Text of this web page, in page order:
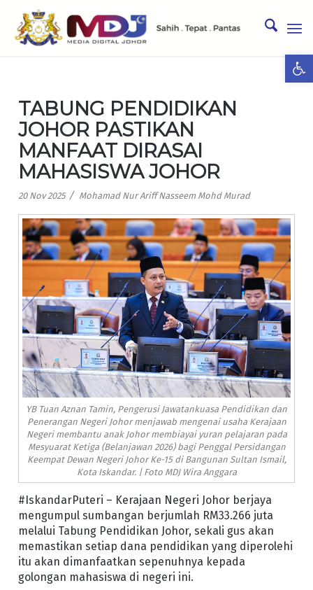
TABUNG PENDIDIKAN
JOHOR PASTIKAN
MANFAAT DIRASAI
MAHASISWA JOHOR
20 Nov 2025 / Mohamad Nur Ariff Nasseem Mohd Murad
YB Tuan Aznan Tamin, Pengerusi Jawatankuasa Pendidikan dan
Penerangan Negeri Johor menjawab mengenai usaha Kerajaan
Negeri membantu anak Johor membiayai yuran pelajaran pada
Mesyuarat Ketiga (Belanjawan 2026) bagi Penggal Persidangan
Keempat Dewan Negeri Johor Ke-15 di Bangunan Sultan Ismail,
Kota Iskandar. | Foto MDJ Wira Anggara
#IskandarPuteri – Kerajaan Negeri Johor berjaya
mengumpul sumbangan berjumlah RM33.266 juta
melalui Tabung Pendidikan Johor, sekali gus akan
memastikan setiap dana pendidikan yang diperolehi
itu akan dimanfaatkan sepenuhnya kepada
golongan mahasiswa di negeri ini.